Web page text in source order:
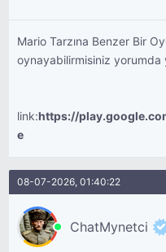
Mario Tarzına Benzer Bir
oynayabilirmisiniz yorumda
link:https://
e
08-07-2026, 01:40:22
ChatMynetci